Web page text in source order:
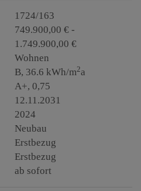
1724/163
749.900,00 € -
1.749.900,00 €
Wohnen
B, 36.6 kWh/m2a
A+, 0,75
12.11.2031
2024
Neubau
Erstbezug
Erstbezug
ab sofort